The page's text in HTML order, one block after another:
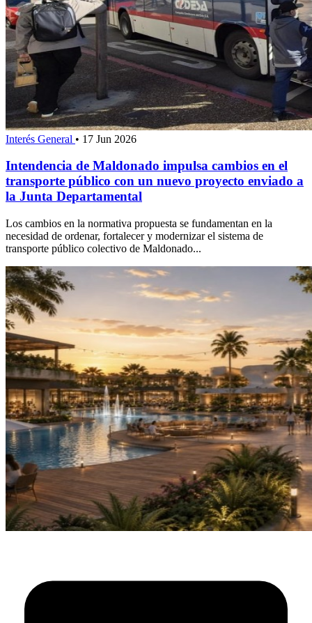
Interés General • 17 Jun 2026
Intendencia de Maldonado impulsa cambios en el
transporte público con un nuevo proyecto enviado a
la Junta Departamental
Los cambios en la normativa propuesta se fundamentan en la
necesidad de ordenar, fortalecer y modernizar el sistema de
transporte público colectivo de Maldonado...